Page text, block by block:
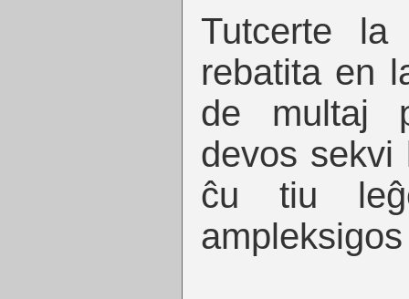
Tutcerte
rebatita en
de multaj
devos sekvi
ĉu tiu